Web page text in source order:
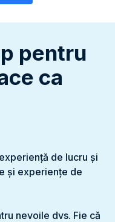
pentru
ca
de lucru și
și experiențe de
nevoile dvs. Fie că